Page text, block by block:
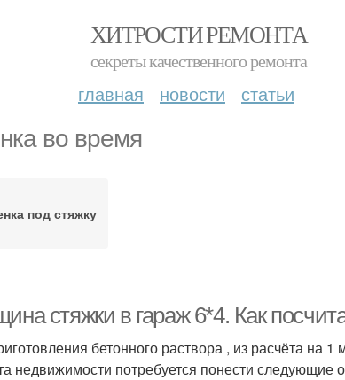
ХИТРОСТИ РЕМОНТА
секреты качественного ремонта
главная новости статьи
во время
под стяжку
стяжки в гараж 6*4. Как
бетонного раствора , из расчёта на
недвижимости потребуется понести следующие